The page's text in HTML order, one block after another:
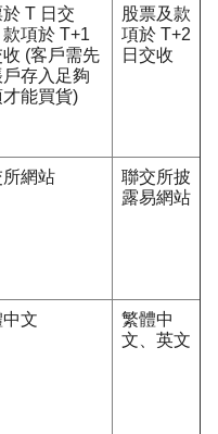
T 日交
項於 T+1
收 (客戶需先
存入足夠
能買貨)
股票及款
項於 T+2
日交收
網站
聯交所披
露易網站
文
繁體中
文、英文